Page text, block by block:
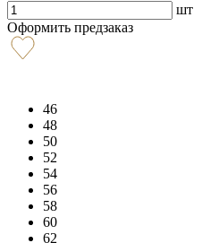
шт
Оформить предзаказ
46
48
50
52
54
56
58
60
62